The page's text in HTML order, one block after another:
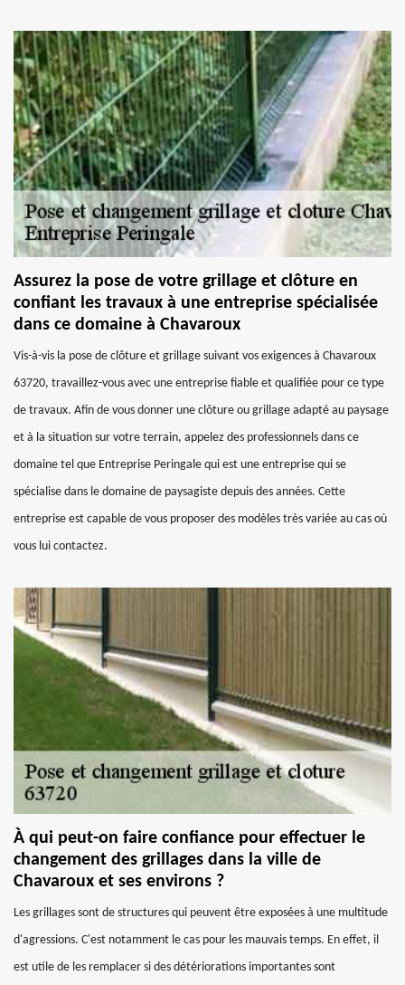
Assurez la pose de votre grillage et clôture en
confiant les travaux à une entreprise spécialisée
dans ce domaine à Chavaroux
Vis-à-vis la pose de clôture et grillage suivant vos exigences à Chavaroux
63720, travaillez-vous avec une entreprise fiable et qualifiée pour ce type
de travaux. Afin de vous donner une clôture ou grillage adapté au paysage
et à la situation sur votre terrain, appelez des professionnels dans ce
domaine tel que Entreprise Peringale qui est une entreprise qui se
spécialise dans le domaine de paysagiste depuis des années. Cette
entreprise est capable de vous proposer des modèles très variée au cas où
vous lui contactez.
À qui peut-on faire confiance pour effectuer le
changement des grillages dans la ville de
Chavaroux et ses environs ?
Les grillages sont de structures qui peuvent être exposées à une multitude
d'agressions. C'est notamment le cas pour les mauvais temps. En effet, il
est utile de les remplacer si des détériorations importantes sont